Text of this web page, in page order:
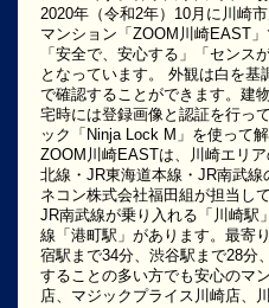
2020年（令和2年）10月に川崎
マンション「ZOOM川崎EAST
「安全で、安心する」「セン
となっています。 外観は白を基
で確認することができます。建
宅時には登録画像と認証を行っ
ック「Ninja Lock M」を使って
ZOOM川崎EASTは、川崎エリ
北線・JR東海道本線・JR南武
ネコン株式会社福田組が担当し
JR南武線が乗り入れる「川崎駅
線「港町駅」があります。最寄
宿駅まで34分、渋谷駅まで28分
することの多い方でも安心のマ
店、マジックプライス川崎店、